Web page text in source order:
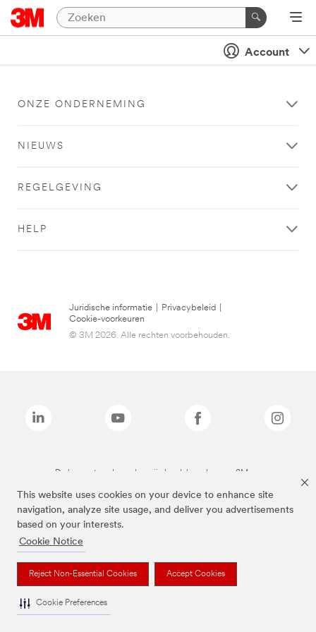
This website uses cookies on your device to enhance site
navigation, analyze site usage, and deliver you advertisements
based on your interests.
Cookie Notice
Reject Non-Essential Cookies Accept Cookies
Cookie Preferences
Account
ONZE ONDERNEMING
NIEUWS
REGELGEVING
HELP
Juridische informatie Privacybeleid
Cookie-voorkeuren
© 3M 2026. Alle rechten voorbehouden.
De bovenstaande merken zijn handelsmerken van 3M.we